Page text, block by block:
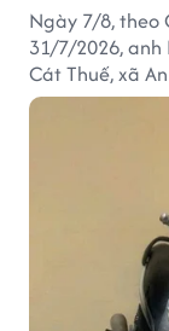
Ngày 7/8, theo
31/7/2026, anh
Cát Thuế, xã
việc bị mất
xe còn có